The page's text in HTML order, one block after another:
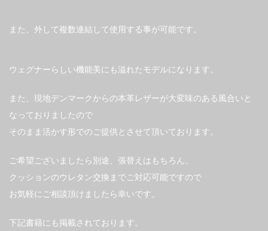
また、外して複数連結して使用する事が可能です。
ウェグナーらしい機能美にも溢れたモデルになります。
また、現地デンマークからの本革レザーが大変味のある風合いと
なっておりましたので
そのまま活かす形でのご提供とさせて頂いております。
ご希望ございましたら別途、張替えはもちろん、
クッションのウレタン交換までご対応可能ですので
お気軽にご相談頂けましたら幸いです。
下記書籍にも掲載されております。